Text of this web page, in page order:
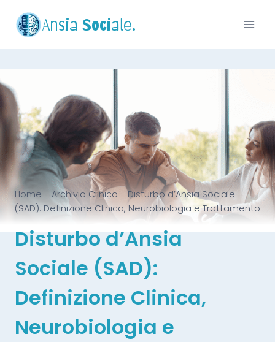
Ansia Sociale.
Home- Archivio Clinico -Disturbo d’Ansia Sociale
(SAD): Definizione Clinica, Neurobiologia e Trattamento
Disturbo d’Ansia
Sociale (SAD):
Definizione Clinica,
Neurobiologia e